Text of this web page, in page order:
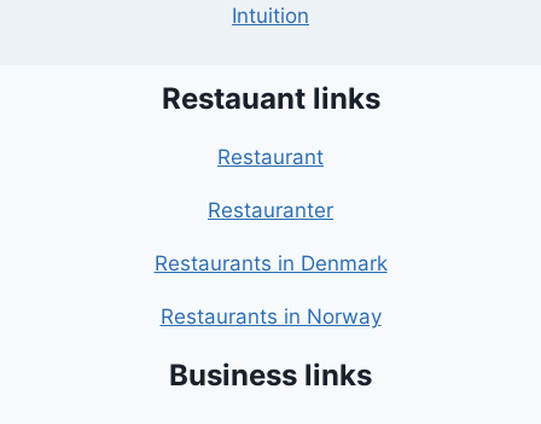
Intuition
Restauant links
Restaurant
Restauranter
Restaurants in Denmark
Restaurants in Norway
Business links